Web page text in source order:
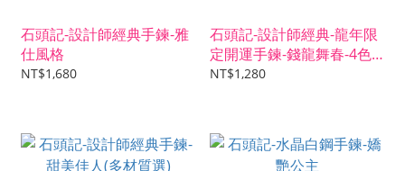
石頭記-設計師經典手鍊-雅
仕風格
NT$1,680
石頭記-設計師經典-龍年限
定開運手鍊-錢龍舞春-4色
材質選
NT$1,280